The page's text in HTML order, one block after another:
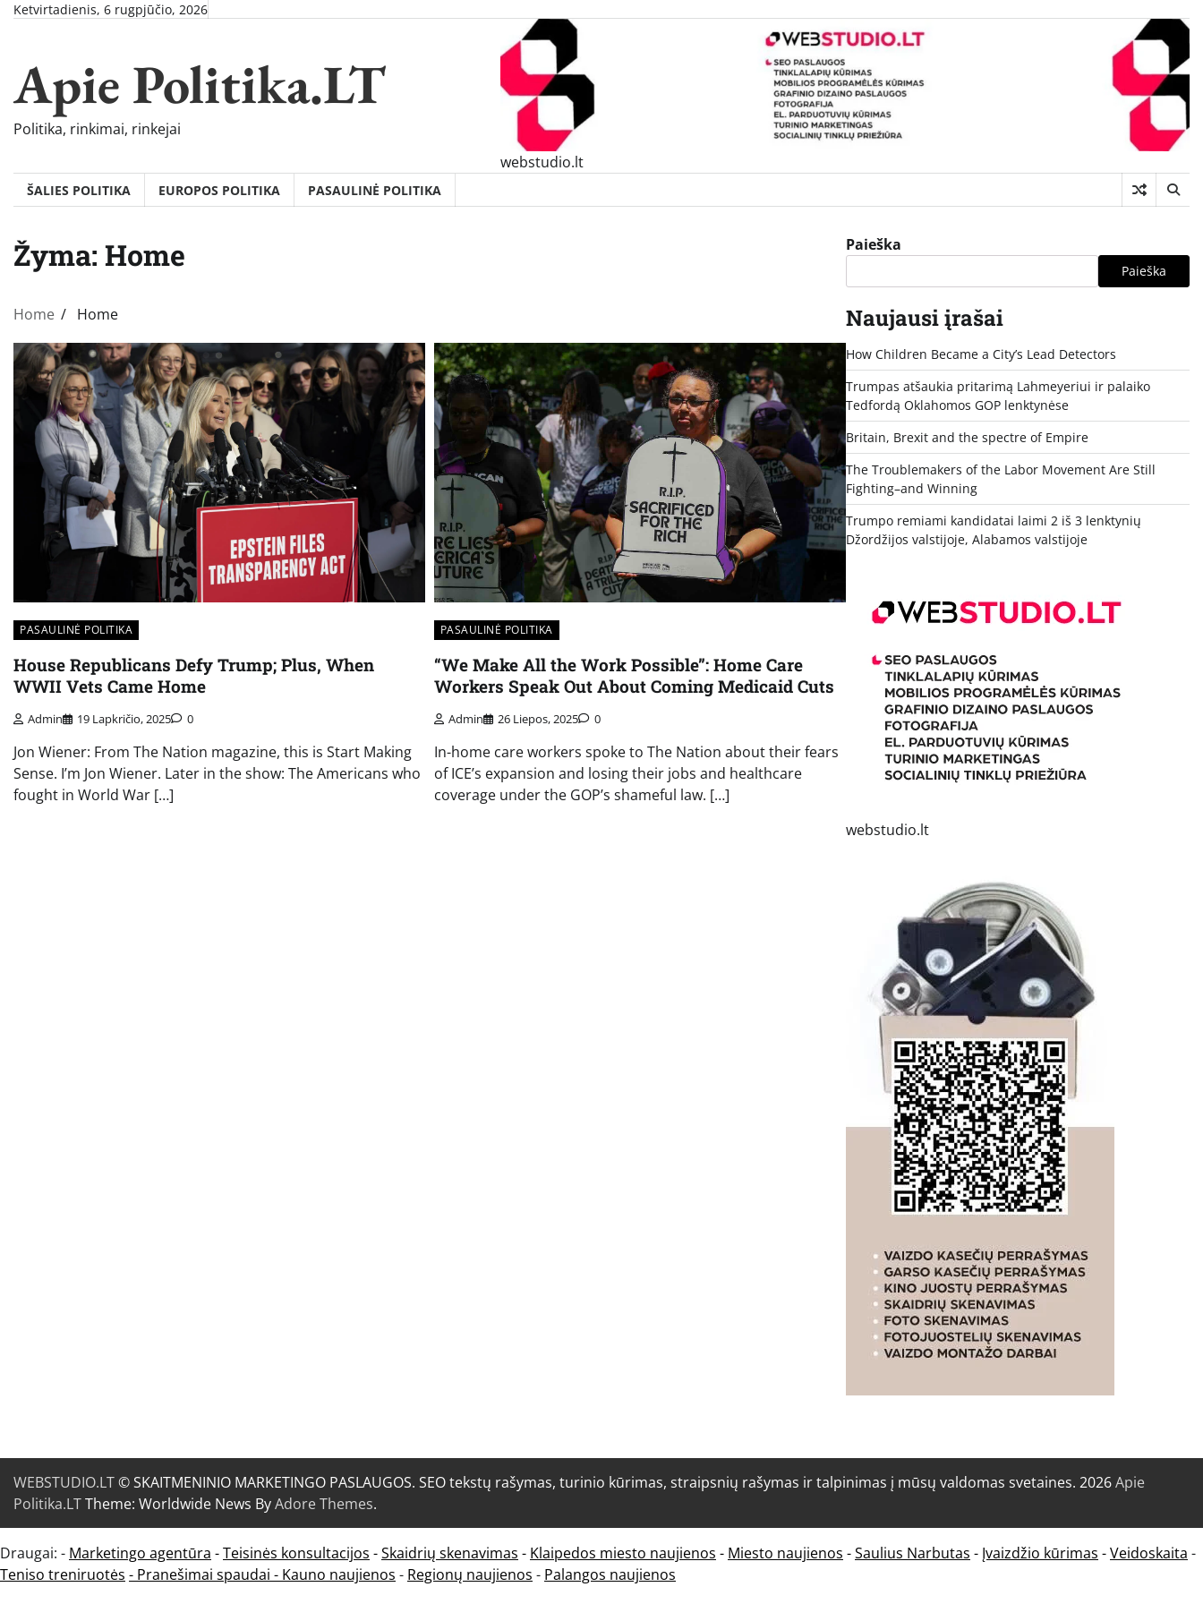
SkipKetvirtadienis, 6 rugpjūčio, 2026
Apie Politika.LT
Politika, rinkimai, rinkejai
webstudio.lt
ŠALIES POLITIKA EUROPOS POLITIKA PASAULINĖ POLITIKA
Žyma: Home
Home Home
PASAULINĖ POLITIKA
House Republicans Defy Trump; Plus, When
WWII Vets Came Home
Admin 19 Lapkričio, 2025 0
Jon Wiener: From The Nation magazine, this is Start Making
Sense. I’m Jon Wiener. Later in the show: The Americans who
fought in World War […]
PASAULINĖ POLITIKA
“We Make All the Work Possible”: Home Care
Workers Speak Out About Coming Medicaid Cuts
Admin 26 Liepos, 2025 0
In-home care workers spoke to The Nation about their fears
of ICE’s expansion and losing their jobs and healthcare
coverage under the GOP’s shameful law. […]
Paieška
Paieška
Naujausi įrašai
How Children Became a City’s Lead Detectors
Trumpas atšaukia pritarimą Lahmeyeriui ir palaiko
Tedfordą Oklahomos GOP lenktynėse
Britain, Brexit and the spectre of Empire
The Troublemakers of the Labor Movement Are Still
Fighting–and Winning
Trumpo remiami kandidatai laimi 2 iš 3 lenktynių
Džordžijos valstijoje, Alabamos valstijoje
webstudio.lt
WEBSTUDIO.LT© SKAITMENINIO MARKETINGO PASLAUGOS. SEO tekstų rašymas, turinio kūrimas, straipsnių rašymas ir talpinimas į mūsų valdomas svetaines. 2026Apie
Politika.LTTheme: Worldwide News ByAdore Themes.
Draugai: - Marketingo agentūra -Teisinės konsultacijos -Skaidrių skenavimas - Klaipedos miesto naujienos - Miesto naujienos -Saulius Narbutas - Įvaizdžio kūrimas -Veidoskaita -
Teniso treniruotės - Pranešimai spaudai - Kauno naujienos - Regionų naujienos - Palangos naujienos